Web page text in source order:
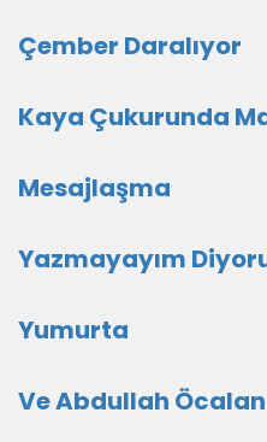
Çember Daralıyor
Kaya Çukurunda
Mesajlaşma
Yazmayayım
Yumurta
Ve Abdullah